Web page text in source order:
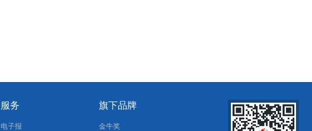
服务
电子报
旗下品牌
金牛奖